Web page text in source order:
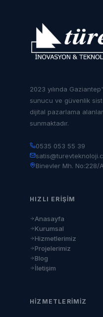
2023 yılında
sunucu ve güvenlik
dijital pazarlama
sunmaktadır.
0535 053 55 39
Binevler Mh. No:228/
HIZLI ERIŞIM
Anasayfa
Kurumsal
Hizmetlerimiz
Projelerimiz
Blog
İletişim
HIZMETLERIMIZ